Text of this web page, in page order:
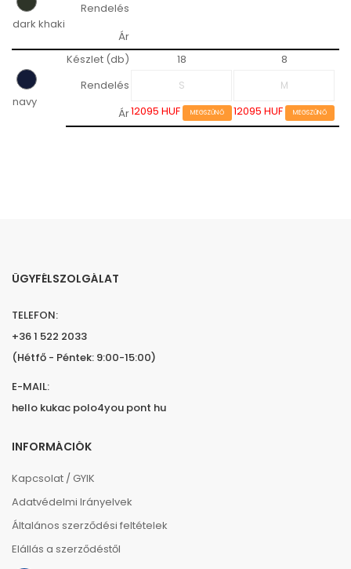
dark khaki
Rendelés
Ár
navy
Készlet (db) 18
8
Rendelés
Ár12095 HUF MEGSZŰNŐ 12095 HUF MEGSZŰNŐ
ÜGYFÉLSZOLGÁLAT
TELEFON:
+36 1 522 2033
(Hétfő - Péntek: 9:00-15:00)
E-MAIL:
hello kukac polo4you pont hu
INFORMÁCIÓK
Kapcsolat / GYIK
Adatvédelmi Irányelvek
Általános szerződési feltételek
Elállás a szerződéstől